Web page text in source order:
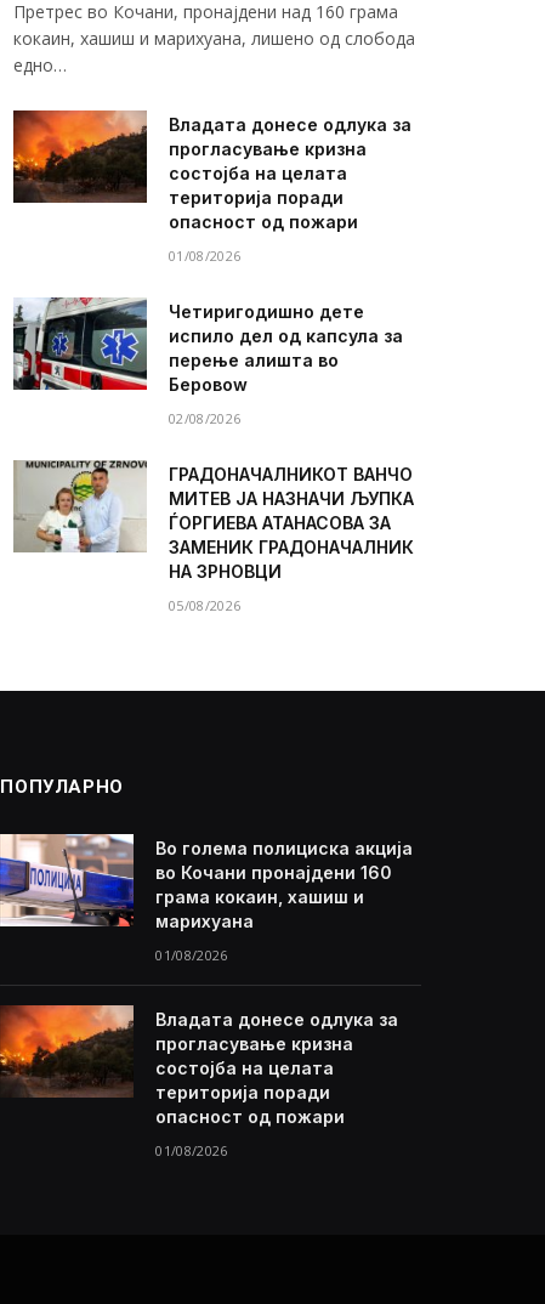
Претрес во Кочани, пронајдени над 160 грама
кокаин, хашиш и марихуана, лишено од слобода
едно…
Владата донесе одлука за
прогласување кризна
состојба на целата
територија поради
опасност од пожари
01/08/2026
Четиригодишно дете
испило дел од капсула за
перење алишта во
Беровоw
02/08/2026
ГРАДОНАЧАЛНИКОТ ВАНЧО
МИТЕВ ЈА НАЗНАЧИ ЉУПКА
ЃОРГИЕВА АТАНАСОВА ЗА
ЗАМЕНИК ГРАДОНАЧАЛНИК
НА ЗРНОВЦИ
05/08/2026
ПОПУЛАРНО
Во голема полициска акција
во Кочани пронајдени 160
грама кокаин, хашиш и
марихуана
01/08/2026
Владата донесе одлука за
прогласување кризна
состојба на целата
територија поради
опасност од пожари
01/08/2026